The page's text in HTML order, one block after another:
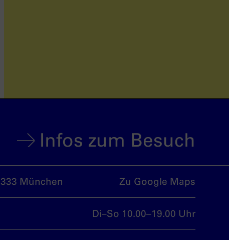
Infos zum Besuch
München Zu Google Maps
Di–So 10.00–19.00 Uhr